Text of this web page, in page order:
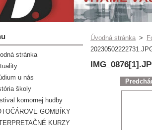
Úvodná stránka >
stránka
u nás
školy
komornej hudby
GOMBÍKY
KURZY